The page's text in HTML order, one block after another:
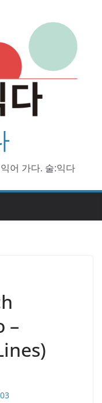
어 가다. 술:익다
–